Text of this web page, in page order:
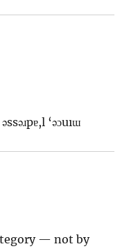
‘ǝɔuıɯ
— not by